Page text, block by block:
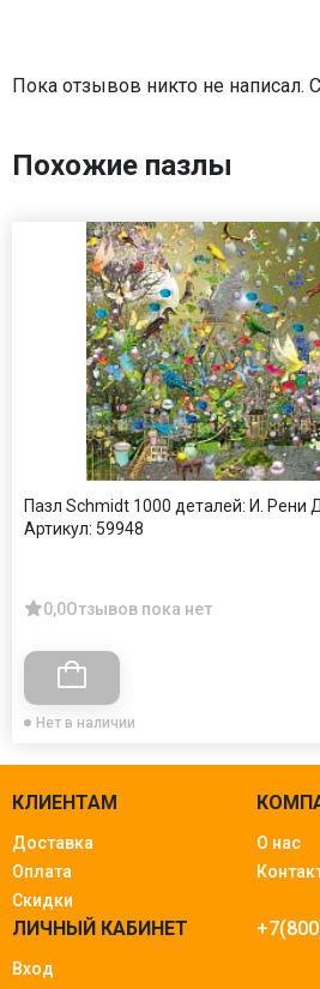
Пока отзывов никто не написал.
Похожие пазлы
Пазл Schmidt 1000 деталей: И. Рени
Артикул: 59948
0,0Отзывов пока нет
Нет в наличии
КЛИЕНТАМ
Доставка
Оплата
Скидки
О нас
ЛИЧНЫЙ КАБИНЕТ
Вход